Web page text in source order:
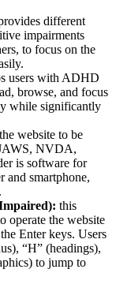
different
impairments
to focus on the
users with ADHD
browse, and focus
while significantly
website to be
NVDA,
is software for
and smartphone,
this
operate the website
Enter keys. Users
“H” (headings),
to jump to